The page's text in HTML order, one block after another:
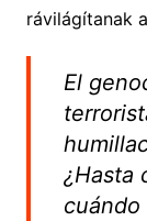
rávilágítanak
El
¿Hasta
cuándo